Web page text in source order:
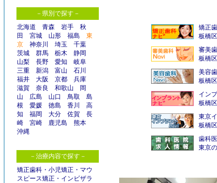
－県別で探す－
北海道
青森 岩手
秋
田
宮城 山形 福島
東
京
神奈川 埼玉
千葉
茨城
群馬 栃木
静岡
山梨
長野 愛知
岐阜
三重
新潟 富山
石川
福井
大阪 京都
兵庫
滋賀
奈良 和歌山
岡
山
広島 山口 鳥取
島
根
愛媛 徳島 香川
高
知
福岡 大分 佐賀
長
崎
宮崎 鹿児島
熊本
沖縄
－治療内容で探す－
矯正歯科 ・ 小児矯正 ・ マウ
スピース矯正 ・ インビザラ
矯正
板橋
審美
板橋
美容
板橋
イン
板橋
東京
板橋
歯科
東京